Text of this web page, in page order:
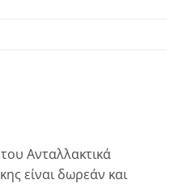
Ανταλλακτικά
είναι δωρεάν και